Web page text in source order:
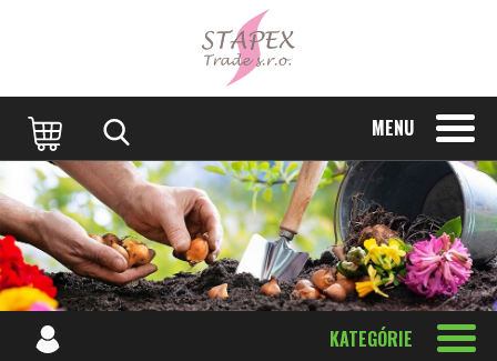
MENU
KATEGÓRIE